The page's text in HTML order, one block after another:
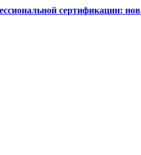
сертификации: